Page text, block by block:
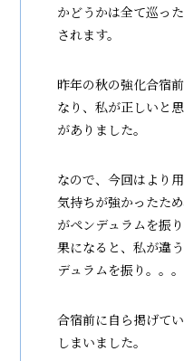
かどうかは全て巡っ
されます。
昨年の秋の強化合宿
なり、私が正しいと
がありました。
なので、今回はより
気持ちが強かったた
がペンデュラムを振
果になると、私が違
デュラムを振り。。。
合宿前に自ら掲げて
しまいました。